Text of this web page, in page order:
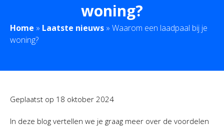
woning?
Home » Laatste nieuws » Waarom een laadpaal bij je
woning?
Geplaatst op 18 oktober 2024
In deze blog vertellen we je graag meer over de voordelen